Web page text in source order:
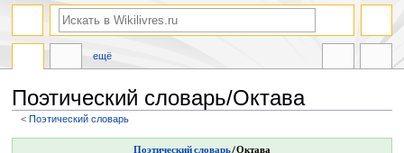
Поэтический словарь/Октава
<Поэтический словарь
Поэтический словарь/Октава
ещё